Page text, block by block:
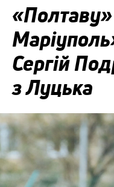
Сергій
з Луцька